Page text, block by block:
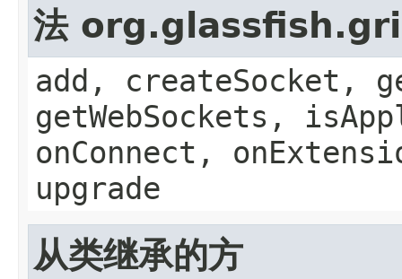
法
add, createSocket,
getWebSockets,
onConnect,
upgrade
从类继承的方